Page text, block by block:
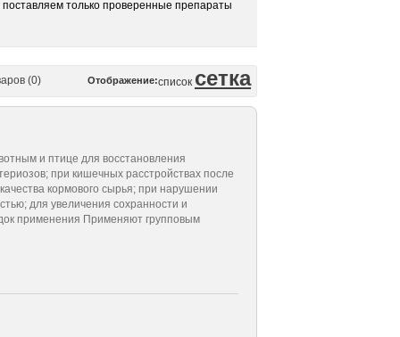
только проверенные препараты
(0) Отображение:список сетка
и птице для восстановления
при кишечных расстройствах после
кормового сырья; при нарушении
для увеличения сохранности и
применения Применяют групповым